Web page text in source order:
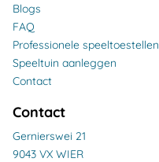
Blogs
FAQ
Professionele speeltoestellen
Speeltuin aanleggen
Contact
Contact
Gernierswei 21
9043 VX WIER